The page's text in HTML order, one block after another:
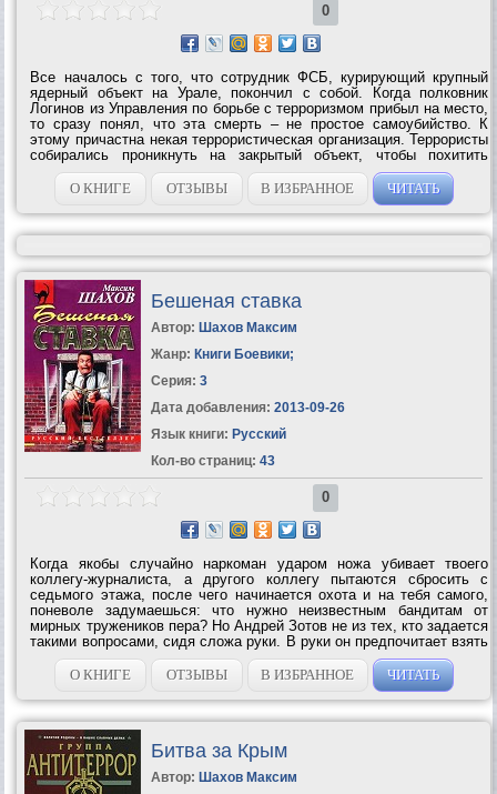
0
Все началось с того, что сотрудник ФСБ, курирующий крупный
ядерный объект на Урале, покончил с собой. Когда полковник
Логинов из Управления по борьбе с терроризмом прибыл на место,
то сразу понял, что эта смерть – не простое самоубийство. К
этому причастна некая террористическая организация. Террористы
собирались проникнуть на закрытый объект, чтобы похитить
килограммы ядерного сырья, а сотрудник конторы им помешал. Но
как теперь их...
О КНИГЕ ОТЗЫВЫ В ИЗБРАННОЕ ЧИТАТЬ
Бешеная ставка
Автор: Шахов Максим
Жанр: Книги Боевики;
Серия: 3
Дата добавления: 2013-09-26
Язык книги: Русский
Кол-во страниц: 43
0
Когда якобы случайно наркоман ударом ножа убивает твоего
коллегу-журналиста, а другого коллегу пытаются сбросить с
седьмого этажа, после чего начинается охота и на тебя самого,
поневоле задумаешься: что нужно неизвестным бандитам от
мирных тружеников пера? Но Андрей Зотов не из тех, кто задается
такими вопросами, сидя сложа руки. В руки он предпочитает взять
пистолет и вести разговор на равных с «охотниками за головами».
И хотя...О КНИГЕ ОТЗЫВЫ В ИЗБРАННОЕ ЧИТАТЬ
Битва за Крым
Автор: Шахов Максим